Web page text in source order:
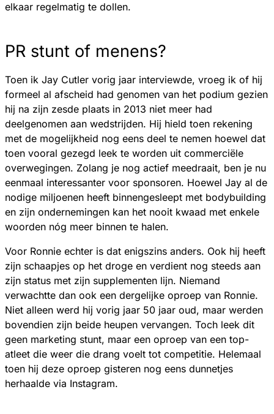
elkaar regelmatig te dollen.
PR stunt of menens?
Toen ik Jay Cutler vorig jaar interviewde, vroeg ik of hij
formeel al afscheid had genomen van het podium gezien
hij na zijn zesde plaats in 2013 niet meer had
deelgenomen aan wedstrijden. Hij hield toen rekening
met de mogelijkheid nog eens deel te nemen hoewel dat
toen vooral gezegd leek te worden uit commerciële
overwegingen. Zolang je nog actief meedraait, ben je nu
eenmaal interessanter voor sponsoren. Hoewel Jay al de
nodige miljoenen heeft binnengesleept met bodybuilding
en zijn ondernemingen kan het nooit kwaad met enkele
woorden nóg meer binnen te halen.
Voor Ronnie echter is dat enigszins anders. Ook hij heeft
zijn schaapjes op het droge en verdient nog steeds aan
zijn status met zijn supplementen lijn. Niemand
verwachtte dan ook een dergelijke oproep van Ronnie.
Niet alleen werd hij vorig jaar 50 jaar oud, maar werden
bovendien zijn beide heupen vervangen. Toch leek dit
geen marketing stunt, maar een oproep van een top-
atleet die weer die drang voelt tot competitie. Helemaal
toen hij deze oproep gisteren nog eens dunnetjes
herhaalde via Instagram.